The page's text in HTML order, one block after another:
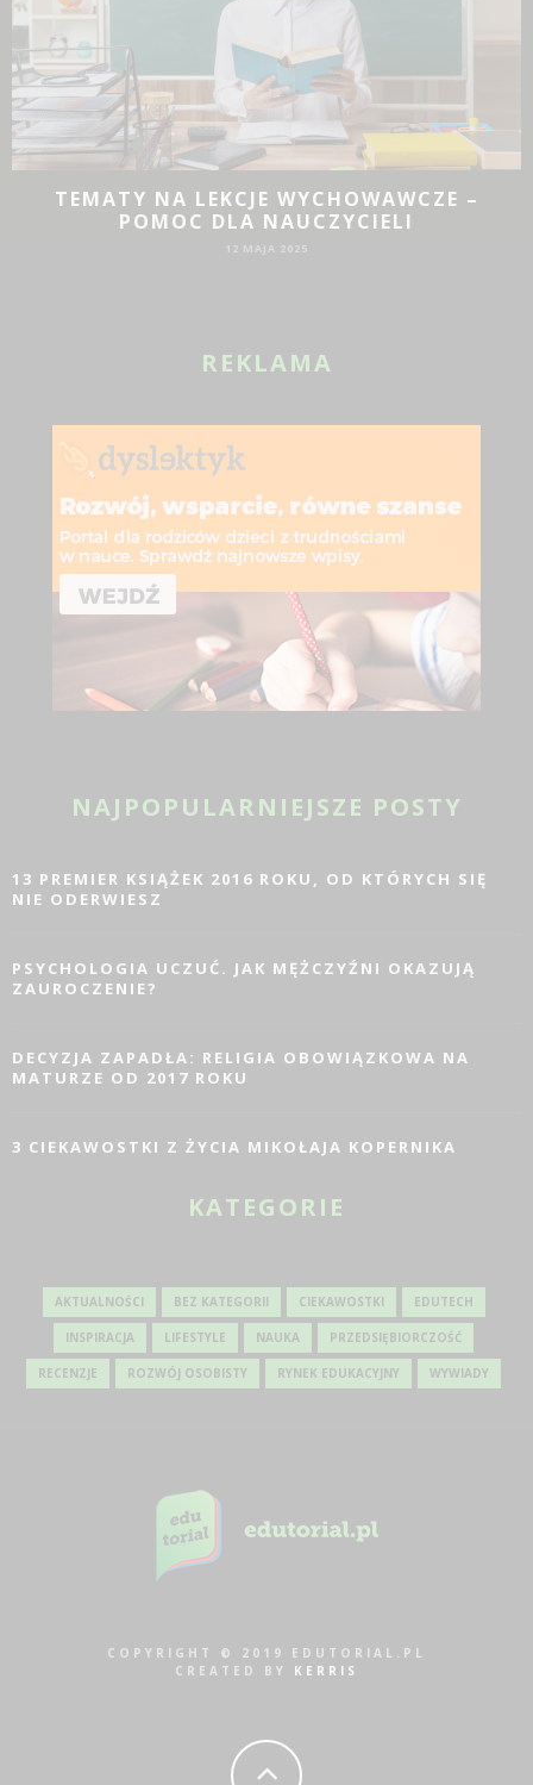
TEMATY NA LEKCJE WYCHOWAWCZE –
POMOC DLA NAUCZYCIELI
12 MAJA 2025
REKLAMA
NAJPOPULARNIEJSZE POSTY
13 PREMIER KSIĄŻEK 2016 ROKU, OD KTÓRYCH SIĘ
NIE ODERWIESZ
PSYCHOLOGIA UCZUĆ. JAK MĘŻCZYŹNI OKAZUJĄ
ZAUROCZENIE?
DECYZJA ZAPADŁA: RELIGIA OBOWIĄZKOWA NA
MATURZE OD 2017 ROKU
3 CIEKAWOSTKI Z ŻYCIA MIKOŁAJA KOPERNIKA
KATEGORIE
AKTUALNOŚCI BEZ KATEGORII CIEKAWOSTKI EDUTECH
INSPIRACJA LIFESTYLE NAUKA PRZEDSIĘBIORCZOŚĆ
RECENZJE ROZWÓJ OSOBISTY RYNEK EDUKACYJNY WYWIADY
COPYRIGHT © 2019 EDUTORIAL.PL
CREATED BY KERRIS